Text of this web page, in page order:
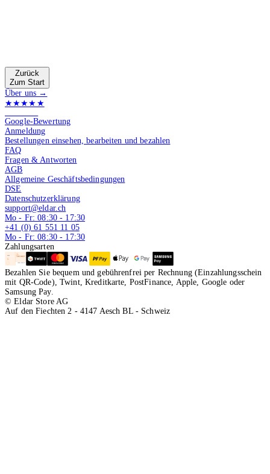
Zurück
Zum Start
Über uns →
★★★★★
Google-Bewertung
Anmeldung
Bestellungen einsehen, bearbeiten und bezahlen
FAQ
Fragen & Antworten
AGB
Allgemeine Geschäftsbedingungen
DSE
Datenschutzerklärung
support@eldar.ch
Mo - Fr: 08:30 - 17:30
+41 (0) 61 551 11 05
Mo - Fr: 08:30 - 17:30
Zahlungsarten
Bezahlen Sie bequem und gebührenfrei per Rechnung (Einzahlungsschein
mit QR-Code), Twint, Kreditkarte, PostFinance, Apple, Google oder
Samsung Pay.
© Eldar Store AG
Auf den Fiechten 2 - 4147 Aesch BL - Schweiz